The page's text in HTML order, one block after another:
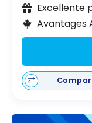
Excellente
Avantages